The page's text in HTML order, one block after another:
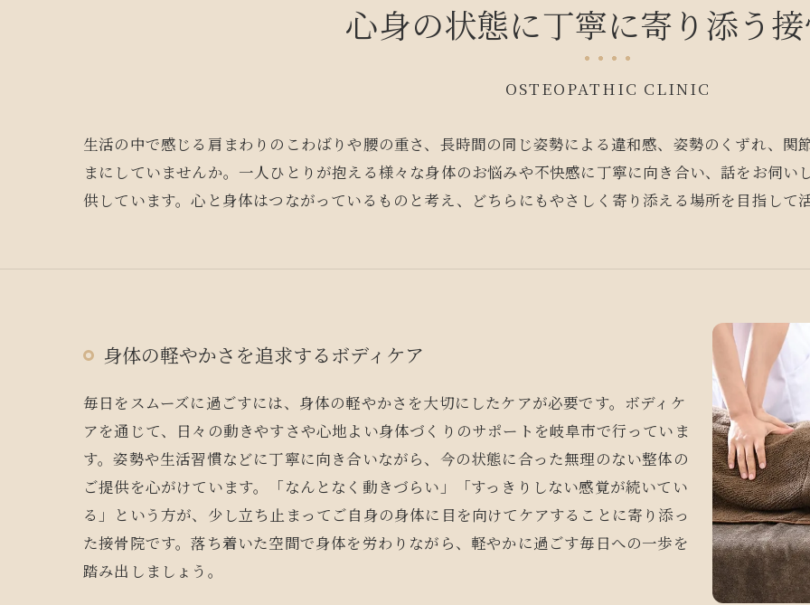
心身の状態に丁寧に寄り添う
OSTEOPATHIC CLINIC
生活の中で感じる肩まわりのこわばりや腰の重さ、長時間の同じ姿勢による違和感、姿勢のくずれ、関
まにしていませんか。一人ひとりが抱える様々な身体のお悩みや不快感に丁寧に向き合い、話をお伺
供しています。心と身体はつながっているものと考え、どちらにもやさしく寄り添える場所を目指して
身体の軽やかさを追求するボディケア
毎日をスムーズに過ごすには、身体の軽やかさを大切にしたケアが必要です。ボディケ
アを通じて、日々の動きやすさや心地よい身体づくりのサポートを岐阜市で行っていま
す。姿勢や生活習慣などに丁寧に向き合いながら、今の状態に合った無理のない整体の
ご提供を心がけています。「なんとなく動きづらい」「すっきりしない感覚が続いてい
る」という方が、少し立ち止まってご自身の身体に目を向けてケアすることに寄り添っ
た接骨院です。落ち着いた空間で身体を労わりながら、軽やかに過ごす毎日への一歩を
踏み出しましょう。